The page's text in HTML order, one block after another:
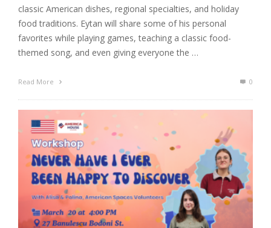
classic American dishes, regional specialties, and holiday
food traditions. Eytan will share some of his personal
favorites while playing games, teaching a classic food-
themed song, and even giving everyone the …
Read More 0